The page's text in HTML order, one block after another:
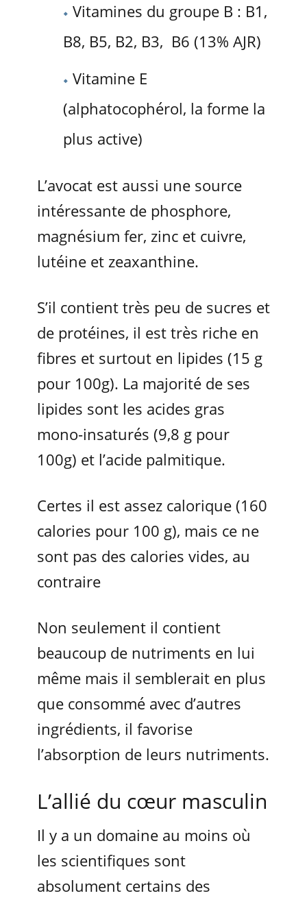
Vitamines du groupe B : B1,
B8, B5, B2, B3, B6 (13% AJR)
Vitamine E
(alphatocophérol, la forme la
plus active)
L’avocat est aussi une source
intéressante de phosphore,
magnésium fer, zinc et cuivre,
lutéine et zeaxanthine.
S’il contient très peu de sucres et
de protéines, il est très riche en
fibres et surtout en lipides (15 g
pour 100g). La majorité de ses
lipides sont les acides gras
mono-insaturés (9,8 g pour
100g) et l’acide palmitique.
Certes il est assez calorique (160
calories pour 100 g), mais ce ne
sont pas des calories vides, au
contraire
Non seulement il contient
beaucoup de nutriments en lui
même mais il semblerait en plus
que consommé avec d’autres
ingrédients, il favorise
l’absorption de leurs nutriments.
L’allié du cœur masculin
Il y a un domaine au moins où
les scientifiques sont
absolument certains des